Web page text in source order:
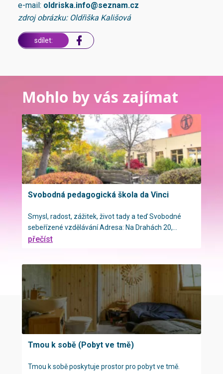
e-mail: oldriska.info@seznam.cz
zdroj obrázku: Oldřiška Kališová
sdílet:
Mohlo by vás zajímat
Svobodná pedagogická škola da Vinci
Smysl, radost, zážitek, život tady a teď Svobodné
sebeřízené vzdělávání Adresa: Na Drahách 20,...
přečíst
Tmou k sobě (Pobyt ve tmě)
Tmou k sobě poskytuje prostor pro pobyt ve tmě.